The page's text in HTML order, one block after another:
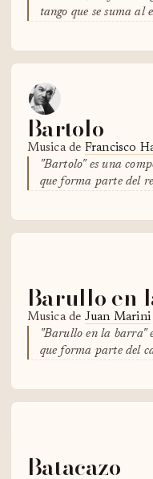
tango que se suma al
Bartolo
Musica de Francisco
"Bartolo" es una
que forma parte del
Barullo en
Musica de Juan Marini
"Barullo en la barra"
que forma parte del
Batacazo